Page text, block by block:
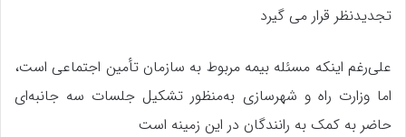
تجدیدنظر قرار می گیرد
علی‌رغم اینکه مسئله بیمه مربوط به سازمان تأمین اجتماعی است،
اما وزارت راه و شهرسازی به‌منظور تشکیل جلسات سه جانبه‌ای
حاضر به کمک به رانندگان در این زمینه است